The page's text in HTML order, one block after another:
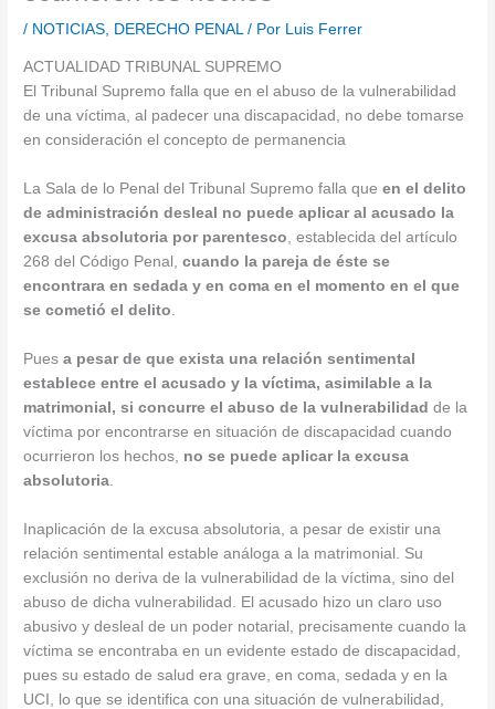
/ NOTICIAS, DERECHO PENAL/ Por Luis Ferrer
ACTUALIDAD TRIBUNAL SUPREMO
El Tribunal Supremo falla que en el abuso de la vulnerabilidad
de una víctima, al padecer una discapacidad, no debe tomarse
en consideración el concepto de permanencia
La Sala de lo Penal del Tribunal Supremo falla queen el delito
de administración desleal no puede aplicar al acusado la
excusa absolutoria por parentesco , establecida del artículo
268 del Código Penal,
cuando la pareja de éste se
encontrara en sedada y en coma en el momento en el que
se cometió el delito
Puesa pesar de que exista una relación sentimental
establece entre el acusado y la víctima, asimilable a la
matrimonial, si concurre el abuso de la vulnerabilidad de la
víctima por encontrarse en situación de discapacidad cuando
ocurrieron los hechos, no se puede aplicar la excusa
absolutoria
Inaplicación de la excusa absolutoria, a pesar de existir una
relación sentimental estable análoga a la matrimonial. Su
exclusión no deriva de la vulnerabilidad de la víctima, sino del
abuso de dicha vulnerabilidad. El acusado hizo un claro uso
abusivo y desleal de un poder notarial, precisamente cuando la
víctima se encontraba en un evidente estado de discapacidad,
pues su estado de salud era grave, en coma, sedada y en la
UCI, lo que se identifica con una situación de vulnerabilidad,